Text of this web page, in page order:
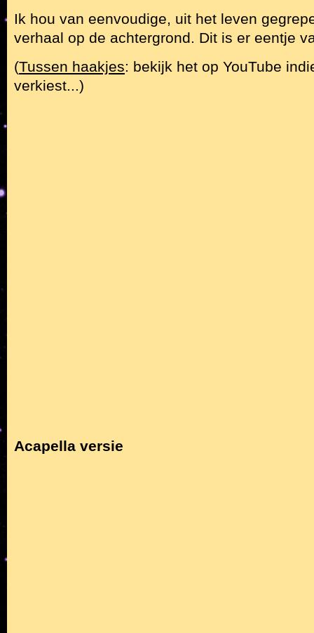
Ik hou van eenvoudige, uit het leven
verhaal op de achtergrond. Dit is er eentje
(Tussen haakjes: bekijk het op YouTube
verkiest...)
Acapella versie